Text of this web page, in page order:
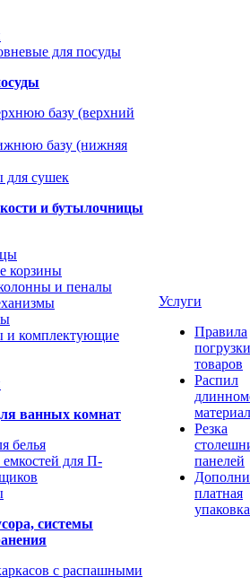
базу (верхний
базу (нижняя
для сушек
и бутылочницы
корзины
и пеналы
и комплектующие
ванных комнат
белья
для П-
системы
с распашными
Услуги
Правила
погрузки
товаров
Распил
Резка
панелей
платная
упаковка